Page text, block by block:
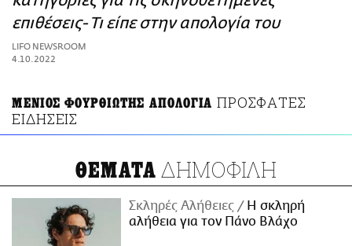
ΑΜΠΑ
PRINT
επιθέσεις- Τι είπε στην απολογία του
LIFO NEWSROOM
4.10.2022
ΜΕΝΙΟΣ ΦΟΥΡΘΙΩΤΗΣ ΑΠΟΛΟΓΙΑ ΠΡΟΣΦΑΤΕΣ
ΕΙΔΗΣΕΙΣ
ΘΕΜΑΤΑ ΔΗΜΟΦΙΛΗ
Σκληρές Αλήθειες
H σκληρή
αλήθεια για τον Πάνο Βλάχο